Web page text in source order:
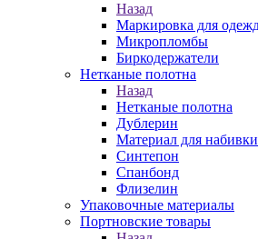
Назад
Маркировка для
Микропломбы
Биркодержатели
Нетканые полотна
Назад
Нетканые полотна
Дублерин
Материал для набивки
Синтепон
Спанбонд
Флизелин
Упаковочные материалы
Портновские товары